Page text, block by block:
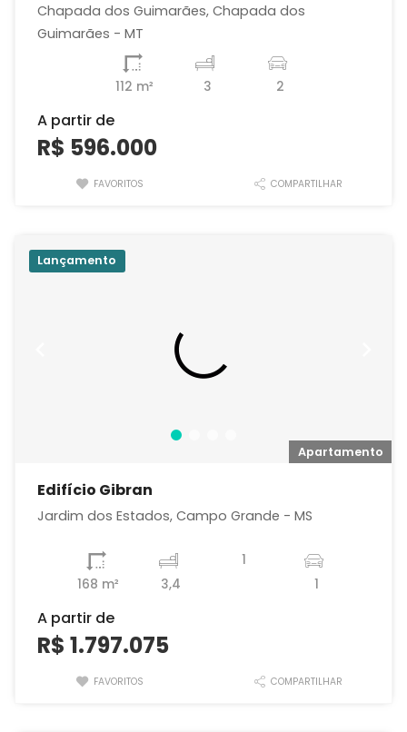
Chapada dos Guimarães, Chapada dos
Guimarães - MT
112 m² 3 2
A partir de
R$ 596.000
FAVORITOS COMPARTILHAR
Apartamento
Lançamento
Edifício Gibran
Jardim dos Estados, Campo Grande - MS
168 m² 3,4
1
1
A partir de
R$ 1.797.075
FAVORITOS COMPARTILHAR